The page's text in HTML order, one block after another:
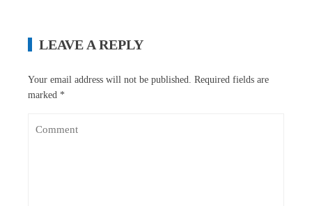
LEAVE A REPLY
Your email address will not be published.
Required fields are
marked *